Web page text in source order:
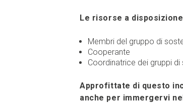
Le risorse a disposizione
Membri del gruppo di
Cooperante
Coordinatrice dei gruppi
Approfittate di questo
anche per immergervi